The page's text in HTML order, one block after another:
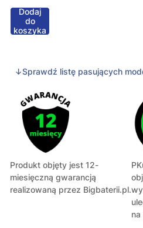
Dodaj
do
koszyka
↓Sprawdź listę pasujących
Produkt objęty jest 12-
miesięczną gwarancją
realizowaną przez Bigbaterii.pl.
na